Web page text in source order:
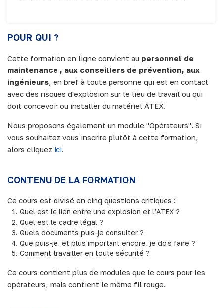
POUR QUI ?
Cette formation en ligne convient au personnel de
maintenance , aux conseillers de prévention, aux
ingénieurs, en bref à toute personne qui est en contact
avec des risques d'explosion sur le lieu de travail ou qui
doit concevoir ou installer du matériel ATEX.
Nous proposons également un module "Opérateurs". Si
vous souhaitez vous inscrire plutôt à cette formation,
alors cliquez ici.
CONTENU DE LA FORMATION
Ce cours est divisé en cinq questions critiques :
Quel est le lien entre une explosion et l’ATEX ?
Quel est le cadre légal ?
Quels documents puis-je consulter ?
Que puis-je, et plus important encore, je dois faire ?
Comment travailler en toute sécurité ?
Ce cours contient plus de modules que le cours pour les
opérateurs, mais contient le même fil rouge.